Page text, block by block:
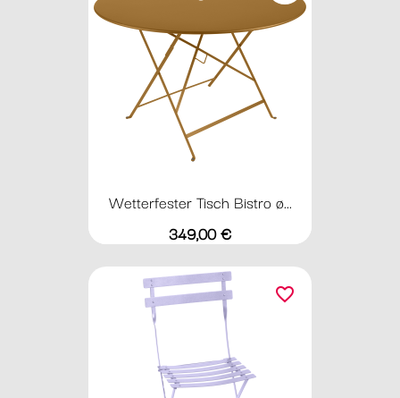
Wetterfester Tisch Bistro ø...
Preis
349,00 €
favorite_border